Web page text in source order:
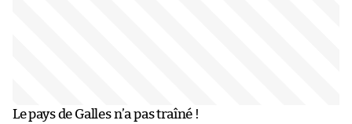
Le pays de Galles n’a pas traîné !